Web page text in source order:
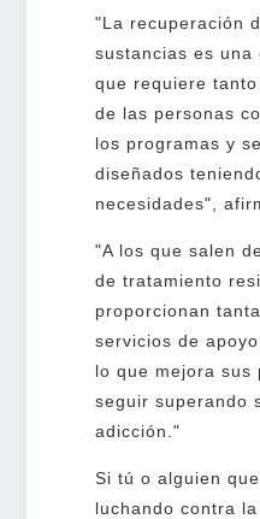
"La recuperación
sustancias es una
que requiere
de las personas
los programas y
diseñados
necesidades",
"A los que salen
de tratamiento
proporcionan
servicios de
lo que mejora sus
seguir superando
adicción."
Si tú o alguien
luchando contra